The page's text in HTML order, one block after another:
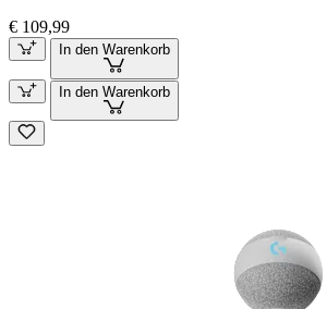
€ 109,99
In den Warenkorb
In den Warenkorb